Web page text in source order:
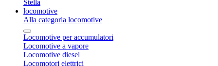
Stella
locomotive
Alla categoria locomotive
Locomotive per accumulatori
Locomotive a vapore
Locomotive diesel
Locomotori elettrici